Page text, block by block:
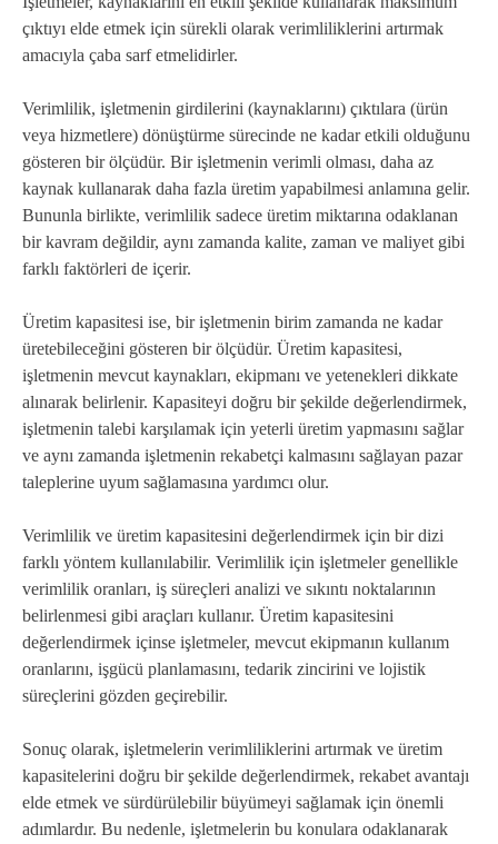
çıktıyı elde etmek için sürekli olarak verimliliklerini artırmak
amacıyla çaba sarf etmelidirler.
Verimlilik, işletmenin girdilerini (kaynaklarını) çıktılara (ürün
veya hizmetlere) dönüştürme sürecinde ne kadar etkili olduğunu
gösteren bir ölçüdür. Bir işletmenin verimli olması, daha az
kaynak kullanarak daha fazla üretim yapabilmesi anlamına gelir.
Bununla birlikte, verimlilik sadece üretim miktarına odaklanan
bir kavram değildir, aynı zamanda kalite, zaman ve maliyet gibi
farklı faktörleri de içerir.
Üretim kapasitesi ise, bir işletmenin birim zamanda ne kadar
üretebileceğini gösteren bir ölçüdür. Üretim kapasitesi,
işletmenin mevcut kaynakları, ekipmanı ve yetenekleri dikkate
alınarak belirlenir. Kapasiteyi doğru bir şekilde değerlendirmek,
işletmenin talebi karşılamak için yeterli üretim yapmasını sağlar
ve aynı zamanda işletmenin rekabetçi kalmasını sağlayan pazar
taleplerine uyum sağlamasına yardımcı olur.
Verimlilik ve üretim kapasitesini değerlendirmek için bir dizi
farklı yöntem kullanılabilir. Verimlilik için işletmeler genellikle
verimlilik oranları, iş süreçleri analizi ve sıkıntı noktalarının
belirlenmesi gibi araçları kullanır. Üretim kapasitesini
değerlendirmek içinse işletmeler, mevcut ekipmanın kullanım
oranlarını, işgücü planlamasını, tedarik zincirini ve lojistik
süreçlerini gözden geçirebilir.
Sonuç olarak, işletmelerin verimliliklerini artırmak ve üretim
kapasitelerini doğru bir şekilde değerlendirmek, rekabet avantajı
elde etmek ve sürdürülebilir büyümeyi sağlamak için önemli
adımlardır. Bu nedenle, işletmelerin bu konulara odaklanarak